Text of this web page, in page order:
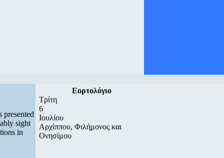
sight
in
Εορτολόγιο
Τρίτη
6
Ιουλίου
Αρχίππου, Φιλήμονος και
Ονησίμου